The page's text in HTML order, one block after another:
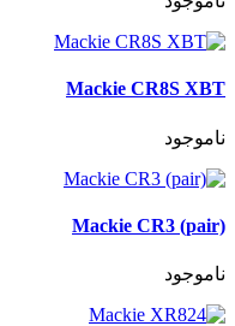
Mackie CR8S XBT
ناموجود
Mackie CR3 (pair)
ناموجود